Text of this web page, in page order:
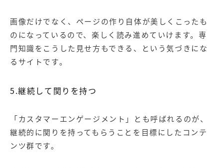
画像だけでなく、ページの作り自体が美しくこったも
のになっているので、楽しく読み進めていけます。専
門知識をこうした見せ方もできる、という気づきにな
るサイトです。
5.継続して関りを持つ
「カスタマーエンゲージメント」とも呼ばれるのが、
継続的に関りを持ってもらうことを目標にしたコンテ
ンツ群です。